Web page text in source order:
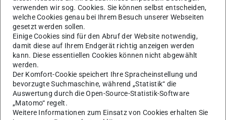
Master Wintersemester 2026/2027
Bachelor Wintersemester
2026/2027
Master Wintersemester 2024/2025
verwenden wir sog. Cookies. Sie können selbst entscheiden,
welche Cookies genau bei Ihrem Besuch unserer Webseiten
gesetzt werden sollen.
Einige Cookies sind für den Abruf der Website notwendig,
damit diese auf Ihrem Endgerät richtig anzeigen werden
kann. Diese essentiellen Cookies können nicht abgewählt
werden.
Der Komfort-Cookie speichert Ihre Spracheinstellung und
bevorzugte Suchmaschine, während „Statistik“ die
Auswertung durch die Open-Source-Statistik-Software
„Matomo“ regelt.
Weitere Informationen zum Einsatz von Cookies erhalten Sie